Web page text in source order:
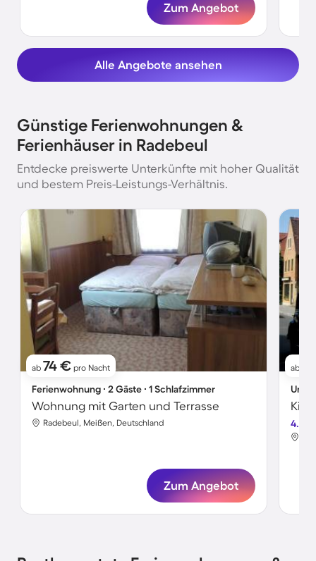
Zum Angebot
Alle Angebote ansehen
Günstige Ferienwohnungen &
Ferienhäuser in Radebeul
Entdecke preiswerte Unterkünfte mit hoher Qualität
und bestem Preis-Leistungs-Verhältnis.
ab 74 € pro Nacht
Ferienwohnung ∙ 2 Gäste ∙ 1 Schlafzimmer
Wohnung mit Garten und Terrasse
Radebeul, Meißen, Deutschland
Zum Angebot
ab
4.3